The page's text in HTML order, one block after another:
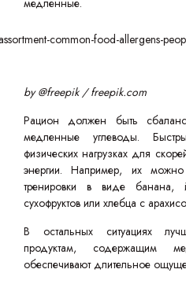
медленные.
by @freepik / freepik.com
Рацион должен быть
медленные углеводы.
физических нагрузках для
энергии. Например, их
тренировки в виде банана,
сухофруктов или хлебца с
В остальных ситуациях
продуктам, содержащим
обеспечивают длительное